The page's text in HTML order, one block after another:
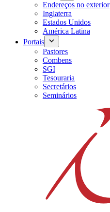
Endereços no exterior
Inglaterra
Estados Unidos
América Latina
Portais
Pastores
Combens
SGI
Tesouraria
Secretários
Seminários